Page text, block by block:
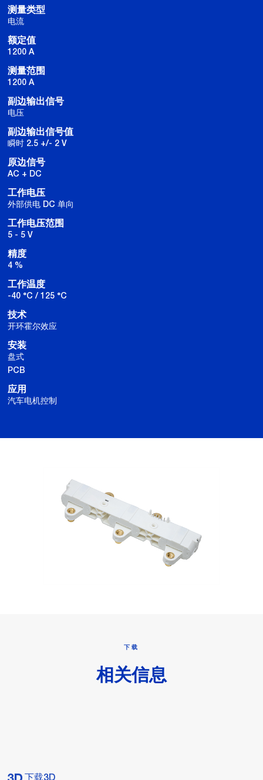
测量类型
电流
额定值
1200 A
测量范围
1200 A
副边输出信号
电压
副边输出信号值
瞬时 2.5 +/- 2 V
原边信号
AC + DC
工作电压
外部供电 DC 单向
工作电压范围
5 - 5 V
精度
4 %
工作温度
-40 °C / 125 °C
技术
开环霍尔效应
安装
盘式
PCB
应用
汽车电机控制
下载
相关信息
下载3D